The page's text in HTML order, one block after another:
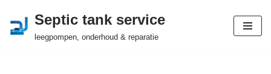
Ga
Septic tank service
leegpompen, onderhoud & reparatie